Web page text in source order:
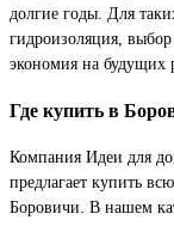
долгие годы. Для
гидроизоляция,
экономия на будущих
Где купить в
Компания Идеи для
предлагает купить
Боровичи. В нашем